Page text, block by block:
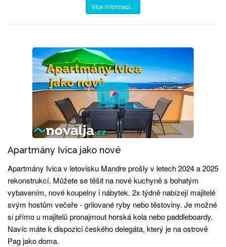
Více informací...
Apartmány Ivica jako nové
Apartmány Ivica v letovisku Mandre prošly v letech 2024 a 2025
rekonstrukcí. Můžete se těšit na nové kuchyně s bohatým
vybavením, nové koupelny i nábytek. 2x týdně nabízejí majitelé
svým hostům večeře - grilované ryby nebo těstoviny. Je možné
si přímo u majitelů pronajmout horská kola nebo paddleboardy.
Navíc máte k dispozici českého delegáta, který je na ostrově
Pag jako doma.